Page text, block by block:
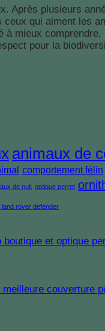
Après plusieurs
qui aiment les
mieux
pour la
animaux de
comportement félin
de nuit optique perret
land rover defender